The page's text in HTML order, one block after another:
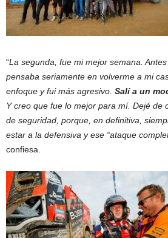
“La segunda, fue mi mejor semana.
pensaba seriamente en volverme a mi
enfoque y fui más agresivo. Salí a un
Y creo que fue lo mejor para mí. Dejé de
de seguridad, porque, en definitiva,
estar a la defensiva y ese “ataque
confiesa.